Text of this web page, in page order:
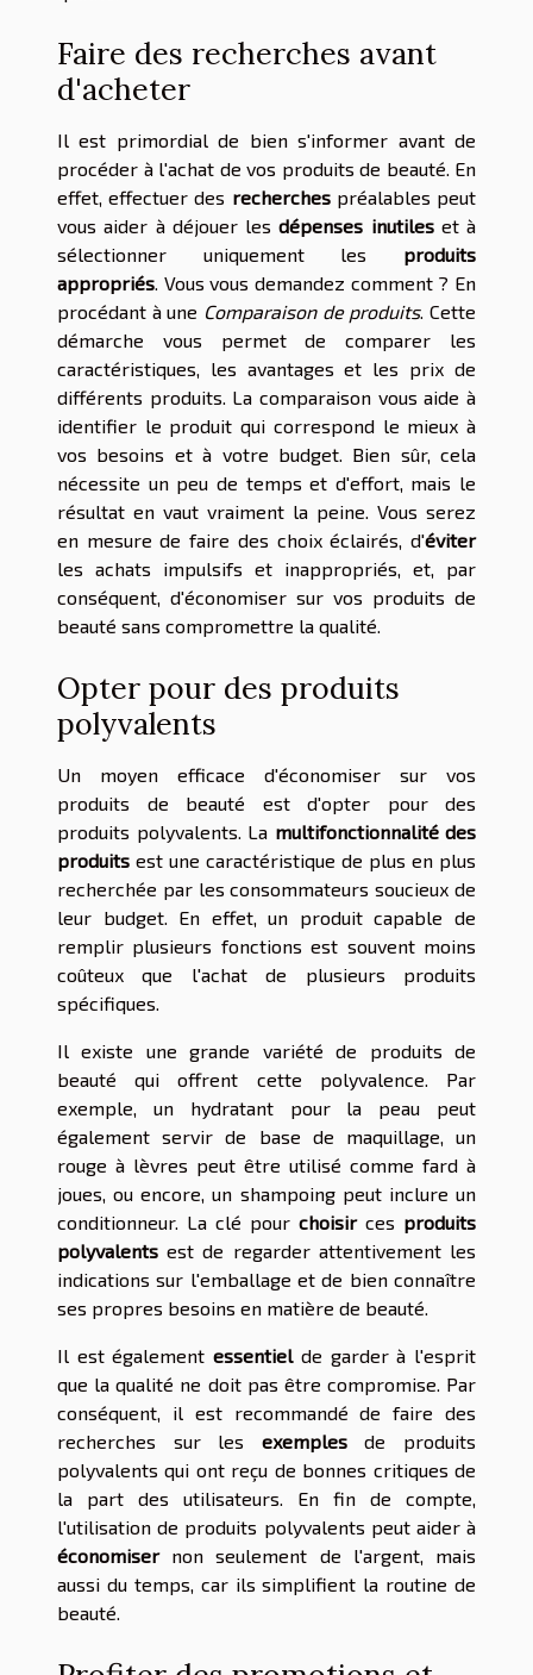
Faire des recherches avant
d'acheter
Il est primordial de bien s'informer avant de
procéder à l'achat de vos produits de beauté. En
effet, effectuer des recherchespréalables peut
vous aider à déjouer lesdépenses inutileset à
sélectionner uniquement les produits
appropriés. Vous vous demandez comment ? En
procédant à une Comparaison de produits. Cette
démarche vous permet de comparer les
caractéristiques, les avantages et les prix de
différents produits. La comparaison vous aide à
identifier le produit qui correspond le mieux à
vos besoins et à votre budget. Bien sûr, cela
nécessite un peu de temps et d'effort, mais le
résultat en vaut vraiment la peine. Vous serez
en mesure de faire des choix éclairés, d'éviter
les achats impulsifs et inappropriés, et, par
conséquent, d'économiser sur vos produits de
beauté sans compromettre la qualité.
Opter pour des produits
polyvalents
Un moyen efficace d'économiser sur vos
produits de beauté est d'opter pour des
produits polyvalents. La multifonctionnalité des
produits est une caractéristique de plus en plus
recherchée par les consommateurs soucieux de
leur budget. En effet, un produit capable de
remplir plusieurs fonctions est souvent moins
coûteux que l'achat de plusieurs produits
spécifiques.
Il existe une grande variété de produits de
beauté qui offrent cette polyvalence. Par
exemple, un hydratant pour la peau peut
également servir de base de maquillage, un
rouge à lèvres peut être utilisé comme fard à
joues, ou encore, un shampoing peut inclure un
conditionneur. La clé pour choisirces produits
polyvalents est de regarder attentivement les
indications sur l'emballage et de bien connaître
ses propres besoins en matière de beauté.
Il est égalementessentielde garder à l'esprit
que la qualité ne doit pas être compromise. Par
conséquent, il est recommandé de faire des
recherches sur les exemplesde produits
polyvalents qui ont reçu de bonnes critiques de
la part des utilisateurs. En fin de compte,
l'utilisation de produits polyvalents peut aider à
économisernon seulement de l'argent, mais
aussi du temps, car ils simplifient la routine de
beauté.